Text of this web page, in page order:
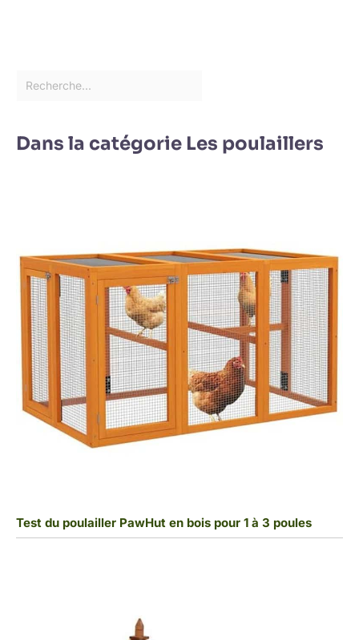
Dans la catégorie Les poulaillers
Test du poulailler PawHut en bois pour 1 à 3 poules